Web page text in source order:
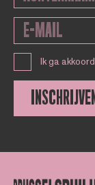
Ik ga
INSCHRIJVEN